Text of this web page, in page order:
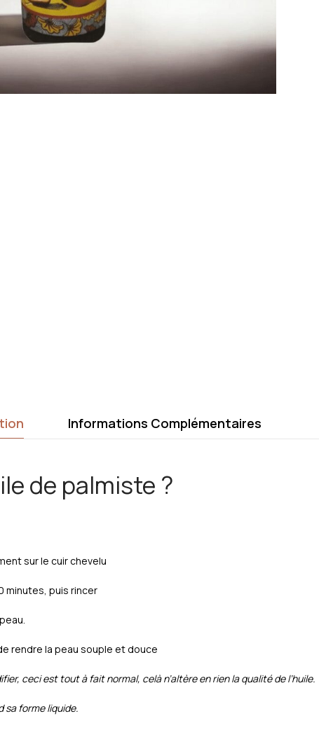
Informations Complémentaires
de palmiste ?
sur le cuir chevelu
minutes, puis rincer
rendre la peau souple et douce
ceci est tout à fait normal, celà n’altère en rien la qualité de l’huile.
sa forme liquide.